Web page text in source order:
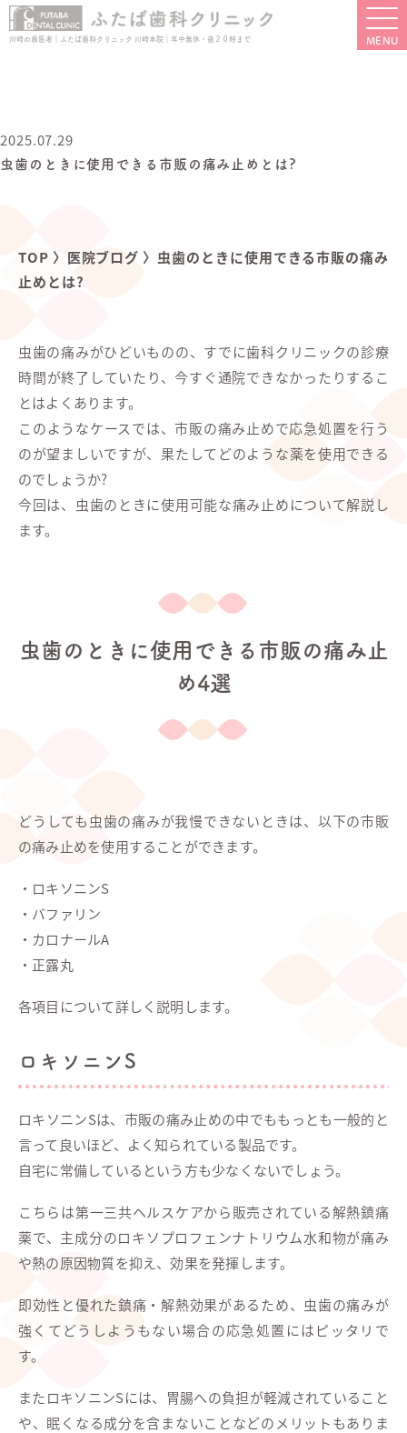
川崎の歯医者｜ふたば歯科クリニック 川崎本院｜年中無休・夜２０時まで
2025.07.29
虫歯のときに使用できる市販の痛み止めとは?
TOP 〉 医院ブログ 〉 虫歯のときに使用できる市販の痛み
止めとは?
虫歯の痛みがひどいものの、すでに歯科クリニックの診療
時間が終了していたり、今すぐ通院できなかったりするこ
とはよくあります。
このようなケースでは、市販の痛み止めで応急処置を行う
のが望ましいですが、果たしてどのような薬を使用できる
のでしょうか?
今回は、虫歯のときに使用可能な痛み止めについて解説し
ます。
虫歯のときに使用できる市販の痛み止
め4選
どうしても虫歯の痛みが我慢できないときは、以下の市販
の痛み止めを使用することができます。
・ロキソニンS
・バファリン
・カロナールA
・正露丸
各項目について詳しく説明します。
ロキソニンS
ロキソニンSは、市販の痛み止めの中でももっとも一般的と
言って良いほど、よく知られている製品です。
自宅に常備しているという方も少なくないでしょう。
こちらは第一三共ヘルスケアから販売されている解熱鎮痛
薬で、主成分のロキソプロフェンナトリウム水和物が痛み
や熱の原因物質を抑え、効果を発揮します。
即効性と優れた鎮痛・解熱効果があるため、虫歯の痛みが
強くてどうしようもない場合の応急処置にはピッタリで
す。
またロキソニンSには、胃腸への負担が軽減されていること
や、眠くなる成分を含まないことなどのメリットもありま